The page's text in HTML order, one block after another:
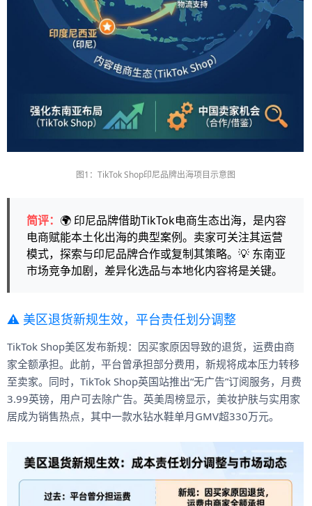
图1：TikTok Shop印尼品牌出海项目示意图
简评： 🌍 印尼品牌借助TikTok电商生态出海，是内容
电商赋能本土化出海的典型案例。卖家可关注其运营
模式，探索与印尼品牌合作或复制其策略。💡 东南亚
市场竞争加剧，差异化选品与本地化内容将是关键。
⚠️ 美区退货新规生效，平台责任划分调整
TikTok Shop美区发布新规：因买家原因导致的退货，运费由商
家全额承担。此前，平台曾承担部分费用，新规将成本压力转移
至卖家。同时，TikTok Shop英国站推出“无广告”订阅服务，月费
3.99英镑，用户可去除广告。英美周榜显示，美妆护肤与实用家
居成为销售热点，其中一款水钻水鞋单月GMV超330万元。